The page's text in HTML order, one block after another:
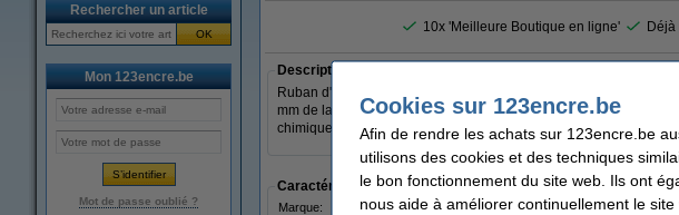
Rechercher un article
OK
Mon 123encre.be
Mot de passe oublié ?
10x 'Meilleure Boutique en ligne'
Description
Ruban d'origine Brother TC-103 au marquage d'encre bleu sur
mm de large et d'une longueur de 7,7 mètres. Il a été conçu pour
chimiques et à l'abrasion.
Caractéristiques
Marque: Brother
Cookies sur 123encre.be
Afin de rendre les achats sur 123encre.be
utilisons des cookies et des techniques
le bon fonctionnement du site web. Ils ont
nous aide à améliorer continuellement le